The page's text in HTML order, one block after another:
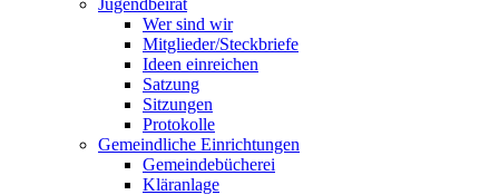
Jugendbeirat
Wer sind wir
Mitglieder/Steckbriefe
Ideen einreichen
Satzung
Sitzungen
Protokolle
Gemeindliche Einrichtungen
Gemeindebücherei
Kläranlage